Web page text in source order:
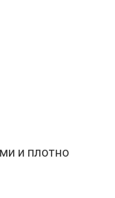
и плотно